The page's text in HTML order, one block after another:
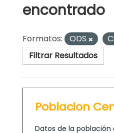
encontrado
Formatos: ODS
Filtrar Resultados
Poblacion
Datos de la